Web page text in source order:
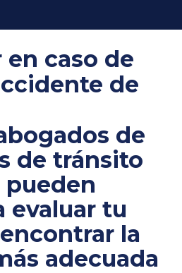
en caso de
de
de
de tránsito
pueden
evaluar tu
la
adecuada